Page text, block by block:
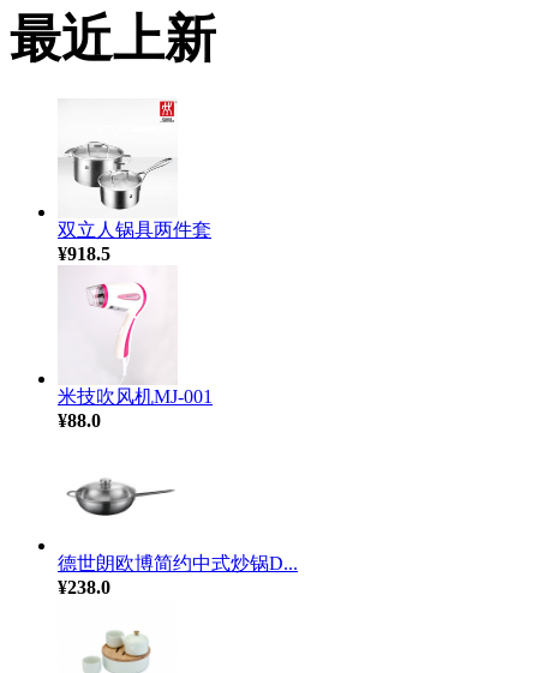
最近上新
双立人锅具两件套
¥918.5
米技吹风机MJ-001
¥88.0
德世朗欧博简约中式炒锅D...
¥238.0